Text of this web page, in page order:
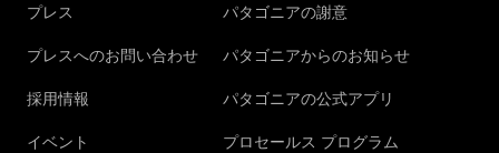
プレス
プレスへのお問い合わせ
採用情報
イベント
パタゴニアの謝意
パタゴニアからのお知らせ
パタゴニアの公式アプリ
プロセールス プログラム